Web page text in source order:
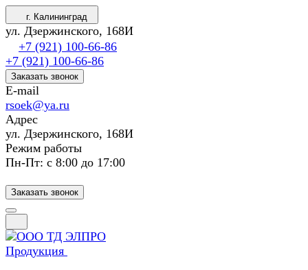
г. Калининград
ул. Дзержинского, 168И
+7 (921) 100-66-86
+7 (921) 100-66-86
Заказать звонок
E-mail
rsoek@ya.ru
Адрес
ул. Дзержинского, 168И
Режим работы
Пн-Пт: с 8:00 до 17:00
Заказать звонок
Продукция